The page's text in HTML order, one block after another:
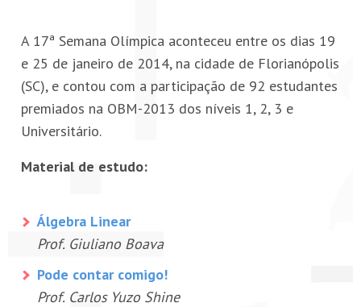
PETI-OBM
CONTATO
ÁREA RESTRITA
A 17ª Semana Olímpica aconteceu entre os dias 19
e 25 de janeiro de 2014, na cidade de Florianópolis
(SC), e contou com a participação de 92 estudantes
premiados na OBM-2013 dos níveis 1, 2, 3 e
Universitário.
Material de estudo:
Álgebra Linear
Prof. Giuliano Boava
Pode contar comigo!
Prof. Carlos Yuzo Shine